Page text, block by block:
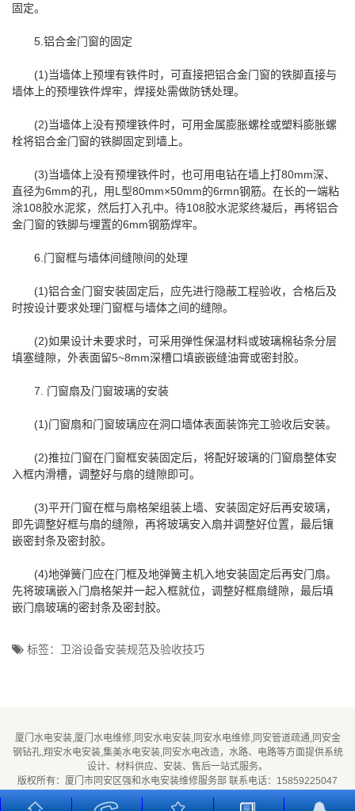
固定。
5.铝合金门窗的固定
(1)当墙体上预埋有铁件时，可直接把铝合金门窗的铁脚直接与
墙体上的预埋铁件焊牢，焊接处需做防锈处理。
(2)当墙体上没有预埋铁件时，可用金属膨胀螺栓或塑料膨胀螺
栓将铝合金门窗的铁脚固定到墙上。
(3)当墙体上没有预埋铁件时，也可用电钻在墙上打80mm深、
直径为6mm的孔，用L型80mm×50mm的6rmn钢筋。在长的一端粘
涂108胶水泥浆，然后打入孔中。待108胶水泥浆终凝后，再将铝合
金门窗的铁脚与埋置的6mm钢筋焊牢。
6.门窗框与墙体间缝隙间的处理
(1)铝合金门窗安装固定后，应先进行隐蔽工程验收，合格后及
时按设计要求处理门窗框与墙体之间的缝隙。
(2)如果设计未要求时，可采用弹性保温材料或玻璃棉毡条分层
填塞缝隙，外表面留5~8mm深槽口填嵌嵌缝油膏或密封胶。
7. 门窗扇及门窗玻璃的安装
(1)门窗扇和门窗玻璃应在洞口墙体表面装饰完工验收后安装。
(2)推拉门窗在门窗框安装固定后，将配好玻璃的门窗扇整体安
入框内滑槽，调整好与扇的缝隙即可。
(3)平开门窗在框与扇格架组装上墙、安装固定好后再安玻璃，
即先调整好框与扇的缝隙，再将玻璃安入扇并调整好位置，最后镶
嵌密封条及密封胶。
(4)地弹簧门应在门框及地弹簧主机入地安装固定后再安门扇。
先将玻璃嵌入门扇格架并一起入框就位，调整好框扇缝隙，最后填
嵌门扇玻璃的密封条及密封胶。
标签：卫浴设备安装规范及验收技巧
厦门水电安装,厦门水电维修,同安水电安装,同安水电维修,同安管道疏通,同安金
钢钻孔,翔安水电安装,集美水电安装,同安水电改造，水路、电路等方面提供系统
设计、材料供应、安装、售后一站式服务。
版权所有：厦门市同安区强和水电安装维修服务部 联系电话：15859225047
闽ICP备2026016369号